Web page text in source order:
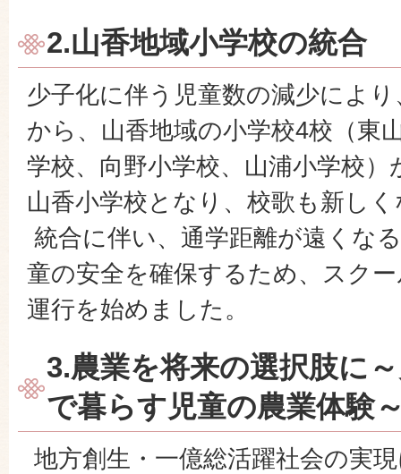
2.山香地域小学校の統合
少子化に伴う児童数の減少によ
から、山香地域の小学校4校（東
学校、向野小学校、山浦小学校
山香小学校となり、校歌も新し
統合に伴い、通学距離が遠くな
童の安全を確保するため、スク
運行を始めました。
3.農業を将来の選択肢に
で暮らす児童の農業体験
地方創生・一億総活躍社会の実